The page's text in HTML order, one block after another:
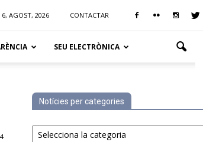
6, AGOST, 2026 CONTACTAR
SEU ELECTRÒNICA
Notícies per categories
Notícies
per